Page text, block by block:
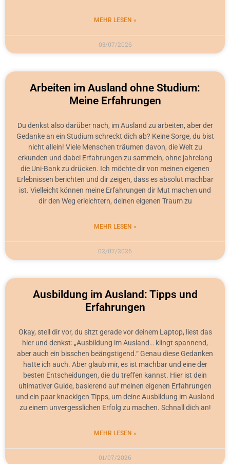
MEHR LESEN »
03/07/2026
Arbeiten im Ausland ohne Studium:
Meine Erfahrungen
Du denkst also darüber nach, im Ausland zu arbeiten, aber der
Gedanke an ein Studium schreckt dich ab? Keine Sorge, du bist
nicht allein! Viele Menschen träumen davon, die Welt zu
erkunden und dabei Erfahrungen zu sammeln, ohne jahrelang
die Uni-Bank zu drücken. Ich möchte dir von meinen eigenen
Erlebnissen berichten und dir zeigen, dass es absolut machbar
ist. Vielleicht können meine Erfahrungen dir Mut machen und
dir den Weg erleichtern, deinen eigenen Traum zu
MEHR LESEN »
02/07/2026
Ausbildung im Ausland: Tipps und
Erfahrungen
Okay, stell dir vor, du sitzt gerade vor deinem Laptop, liest das
hier und denkst: „Ausbildung im Ausland… klingt spannend,
aber auch ein bisschen beängstigend.“ Genau diese Gedanken
hatte ich auch. Aber glaub mir, es ist machbar und eine der
besten Entscheidungen, die du treffen kannst. Hier ist dein
ultimativer Guide, basierend auf meinen eigenen Erfahrungen
und ein paar knackigen Tipps, um deine Ausbildung im Ausland
zu einem unvergesslichen Erfolg zu machen. Schnall dich an!
MEHR LESEN »
01/07/2026